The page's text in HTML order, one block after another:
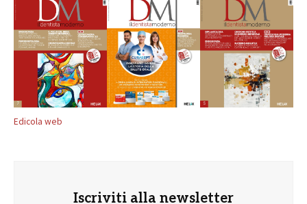
Edicola web
Iscriviti alla newsletter